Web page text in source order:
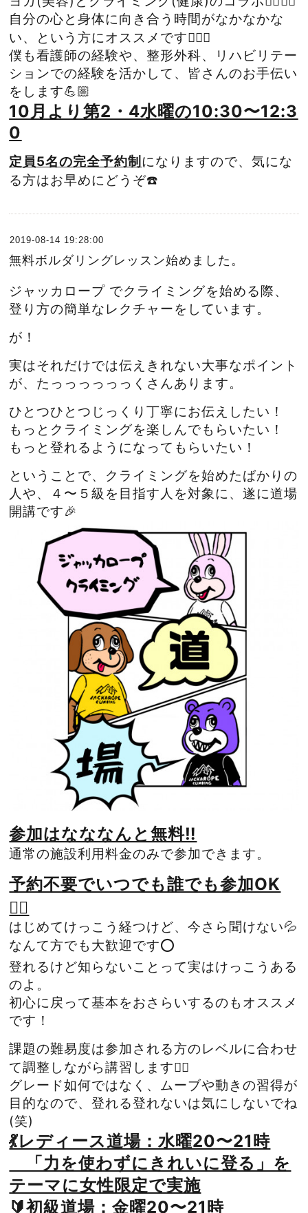
自分の心と身体に向き合う時間がなかなかな
い、という方にオススメです💁🏼‍♀️
僕も看護師の経験や、整形外科、リハビリテー
ションでの経験を活かして、皆さんのお手伝い
をします💪🏼
10月より第2・4水曜の10:30〜12:3
0
定員5名の完全予約制 になりますので、気にな
る方はお早めにどうぞ☎️
2019-08-14 19:28:00
無料ボルダリングレッスン始めました。
ジャッカロープ でクライミングを始める際、
登り方の簡単なレクチャーをしています。
が！
実はそれだけでは伝えきれない大事なポイント
が、たっっっっっっくさんあります。
ひとつひとつじっくり丁寧にお伝えしたい！
もっとクライミングを楽しんでもらいたい！
もっと登れるようになってもらいたい！
ということで、クライミングを始めたばかりの
人や、４〜５級を目指す人を対象に、遂に道場
開講です🎉
参加はなななんと無料‼️
通常の施設利用料金のみで参加できます。
予約不要でいつでも誰でも参加OK
🙆‍♂️
はじめてけっこう経つけど、今さら聞けない💦
なんて方でも大歓迎です⭕️
登れるけど知らないことって実はけっこうある
のよ。
初心に戻って基本をおさらいするのもオススメ
です！
課題の難易度は参加される方のレベルに合わせ
て調整しながら講習します☝🏻
グレード如何ではなく、ムーブや動きの習得が
目的なので、登れる登れないは気にしないでね
(笑)
💃レディース道場：水曜20〜21時
「力を使わずにきれいに登る」を
テーマに女性限定で実施
🔰初級道場：金曜20〜21時